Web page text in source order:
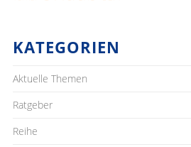
KATEGORIEN
Aktuelle Themen
Ratgeber
Reihe